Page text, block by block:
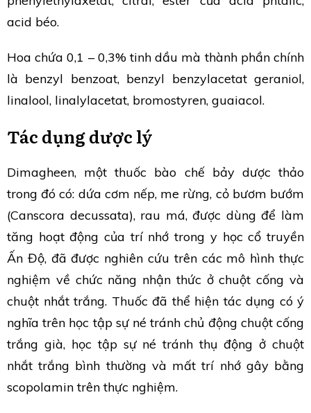
acid béo.
Hoa chứa 0,1 – 0,3% tinh dầu mà thành phần chính
là benzyl benzoat, benzyl benzylacetat geraniol,
linalool, linalylacetat, bromostyren, guaiacol.
Tác dụng dược lý
Dimagheen, một thuốc bào chế bảy dược thảo
trong đó có: dứa cơm nếp, me rừng, cỏ bươm bướm
(Canscora decussata), rau má, được dùng để làm
tăng hoạt động của trí nhớ trong y học cổ truyền
Ấn Độ, đã được nghiên cứu trên các mô hình thực
nghiệm về chức năng nhận thức ở chuột cống và
chuột nhắt trắng. Thuốc đã thể hiện tác dụng có ý
nghĩa trên học tập sự né tránh chủ động chuột cống
trắng già, học tập sự né tránh thụ động ở chuột
nhắt trắng bình thường và mất trí nhớ gây bằng
scopolamin trên thực nghiệm.